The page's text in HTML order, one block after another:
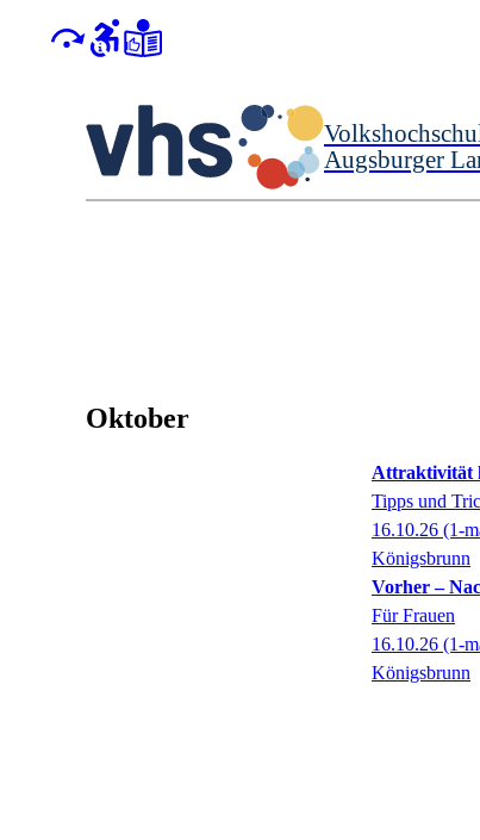
Augsburger
Oktober
Attraktivität
Tipps und
16.10.26 (1-
Königsbrunn
Vorher –
Für Frauen
16.10.26 (1-
Königsbrunn